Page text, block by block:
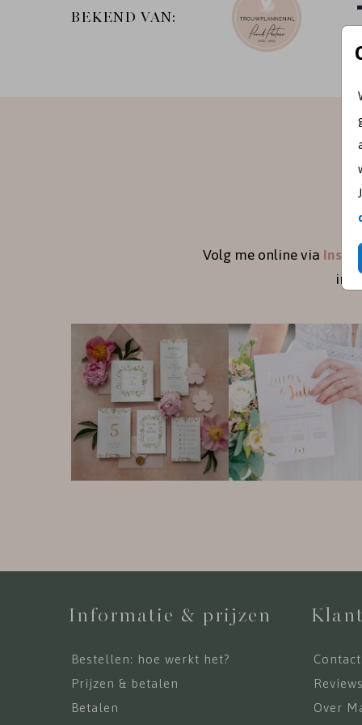
BEKEND VAN:
Volg me online via
Informatie & prijzen
Bestellen: hoe werkt het?
Prijzen & betalen
Betalen
Contact
Reviews
Over